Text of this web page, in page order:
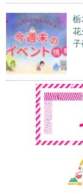
栃
花
子